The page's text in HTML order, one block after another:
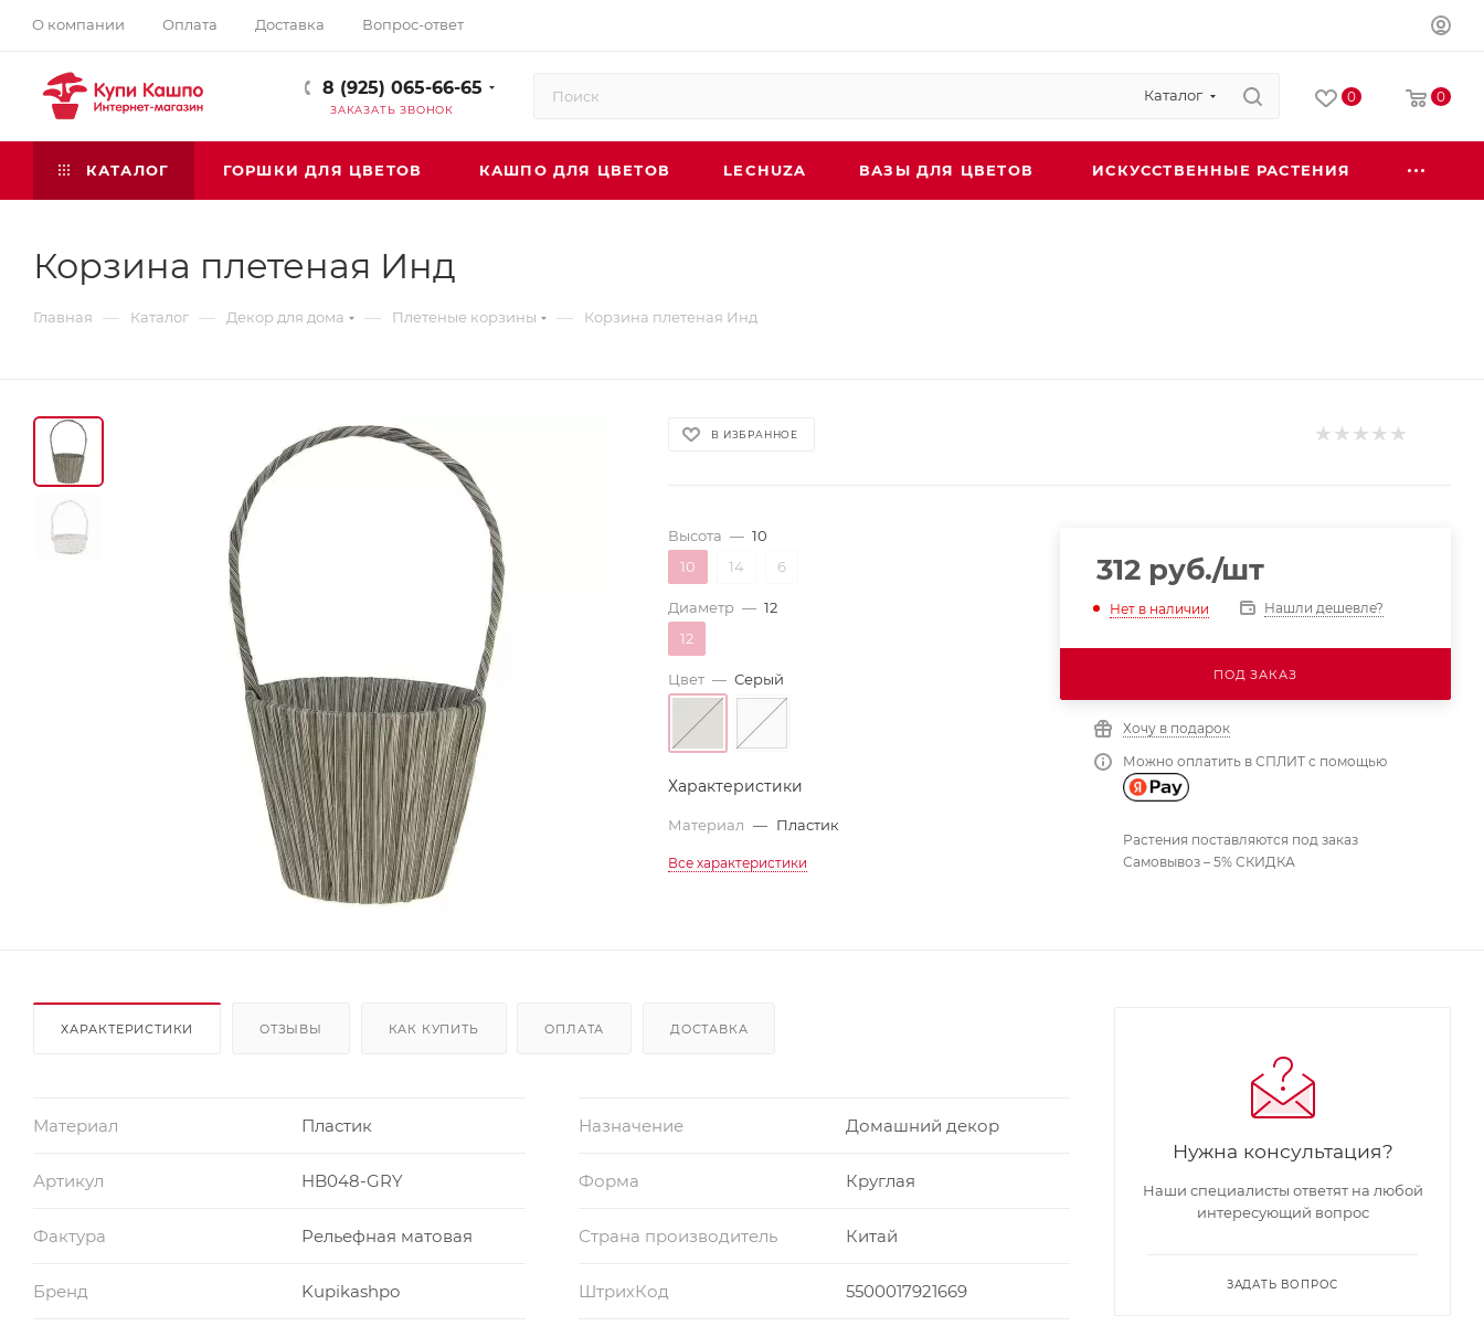
О компании Оплата Доставка Вопрос-ответ
8 (925) 065-66-65
ЗАКАЗАТЬ ЗВОНОК
Каталог 0 0
КАТАЛОГ ГОРШКИ ДЛЯ ЦВЕТОВ КАШПО ДЛЯ ЦВЕТОВ LECHUZA ВАЗЫ ДЛЯ ЦВЕТОВ ИСКУССТВЕННЫЕ РАСТЕНИЯ
Корзина плетеная Инд
Главная — Каталог — Декор для дома — Плетеные корзины — Корзина плетеная Инд
В ИЗБРАННОЕ
Высота — 10
10
14 6
Диаметр — 12
12
Цвет — Серый
Характеристики
Материал — Пластик
Все характеристики
312руб./шт
Нет в наличии Нашли дешевле?
ПОД ЗАКАЗ
Хочу в подарок
Можно оплатить в СПЛИТ с помощью
Растения поставляются под заказ
Самовывоз – 5% СКИДКА
ХАРАКТЕРИСТИКИ ОТЗЫВЫ КАК КУПИТЬ ОПЛАТА ДОСТАВКА
Материал Пластик Назначение Домашний декор
Артикул HB048-GRY Форма Круглая
Фактура Рельефная матовая Страна производитель Китай
Бренд Kupikashpo ШтрихКод 5500017921669
Нужна консультация?
Наши специалисты ответят на любой
интересующий вопрос
ЗАДАТЬ ВОПРОС